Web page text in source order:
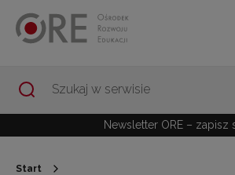
Newsletter ORE – zapisz
Start